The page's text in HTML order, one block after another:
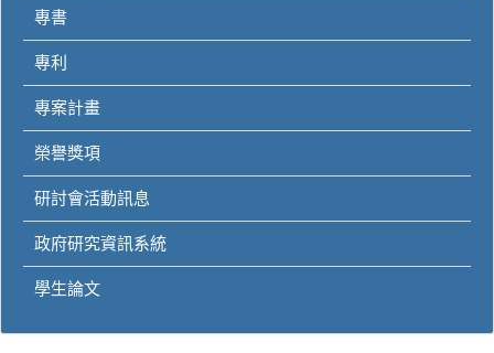
專書
專利
專案計畫
榮譽獎項
研討會活動訊息
政府研究資訊系統
學生論文